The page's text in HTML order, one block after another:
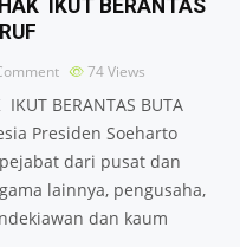
IKUT BERANTAS
74Views
IKUT BERANTAS BUTA
Presiden Soeharto
dari pusat dan
lainnya, pengusaha,
dan kaum